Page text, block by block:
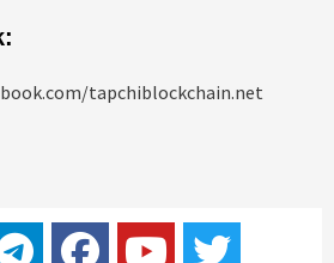
tapchiblockchain.net